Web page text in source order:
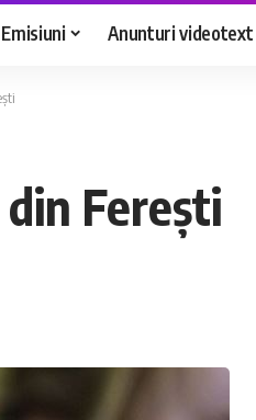
Emisiuni Anunturi videotext
Ferești